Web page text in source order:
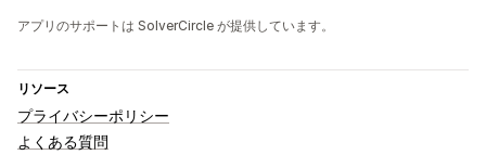
アプリのサポートは SolverCircle が提供しています。
リソース
プライバシーポリシー
よくある質問